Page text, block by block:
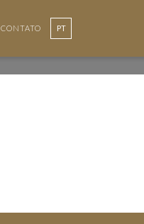
CONTATO PT